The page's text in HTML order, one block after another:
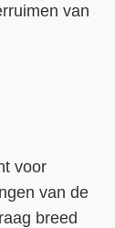
van
voor
van de
breed